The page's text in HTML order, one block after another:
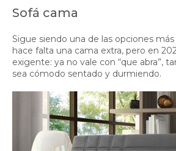
Sofá cama
Sigue siendo una de las opciones
hace falta una cama extra, pero en
exigente: ya no vale con “que abra”,
sea cómodo sentado y durmiendo.